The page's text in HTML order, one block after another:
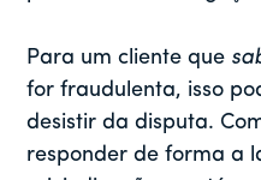
Para um cliente que
for fraudulenta, isso
desistir da disputa.
responder de forma a